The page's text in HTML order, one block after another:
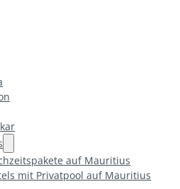
auf Mauritius
mit Privatpool auf Mauritius